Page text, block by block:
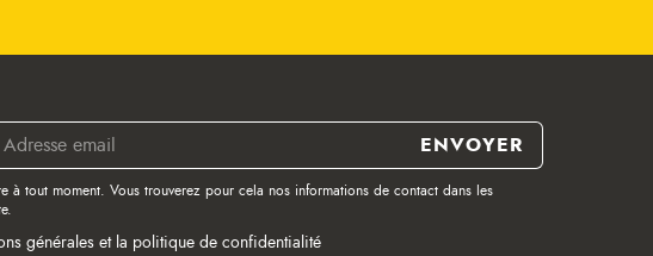
à tout moment. Vous trouverez pour cela nos informations de contact dans les
générales et la politique de confidentialité